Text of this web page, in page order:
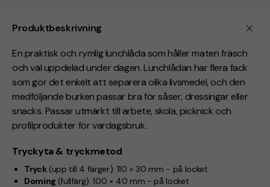
Produktbeskrivning
En praktisk och rymlig lunchlåda som håller maten fräsch
och väl uppdelad under dagen. Lunchlådan har flera fack
som gör det enkelt att separera olika livsmedel, och den
medföljande burken passar bra för såser, dressingar eller
snacks. Passar utmärkt till arbete, skola, picknick och
profilprodukter för vardagsbruk.
Tryckyta & tryckmetod
Tryck(upp till 4 färger): 110 × 30 mm - på locket
Doming (fullfärg): 100 × 40 mm - på locket